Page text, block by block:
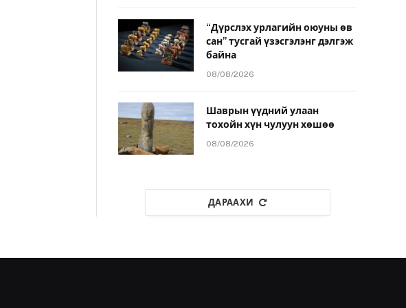
“Дүрслэх урлагийн оюуны өв
сан” тусгай үзэсгэлэнг дэлгэж
байна
08/08/2026
Шаврын үүдний улаан
тохойн хүн чулуун хөшөө
08/08/2026
ДАРААХИ